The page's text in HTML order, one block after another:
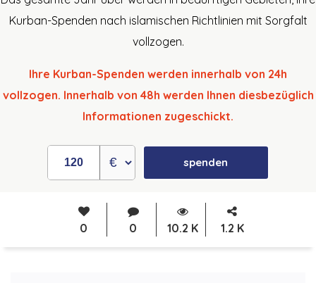
Kurban-Spenden nach islamischen Richtlinien mit Sorgfalt
vollzogen.
Ihre Kurban-Spenden werden innerhalb von 24h
vollzogen. Innerhalb von 48h werden Ihnen diesbezüglich
Informationen zugeschickt.
spenden
0 0 10.2 K 1.2 K